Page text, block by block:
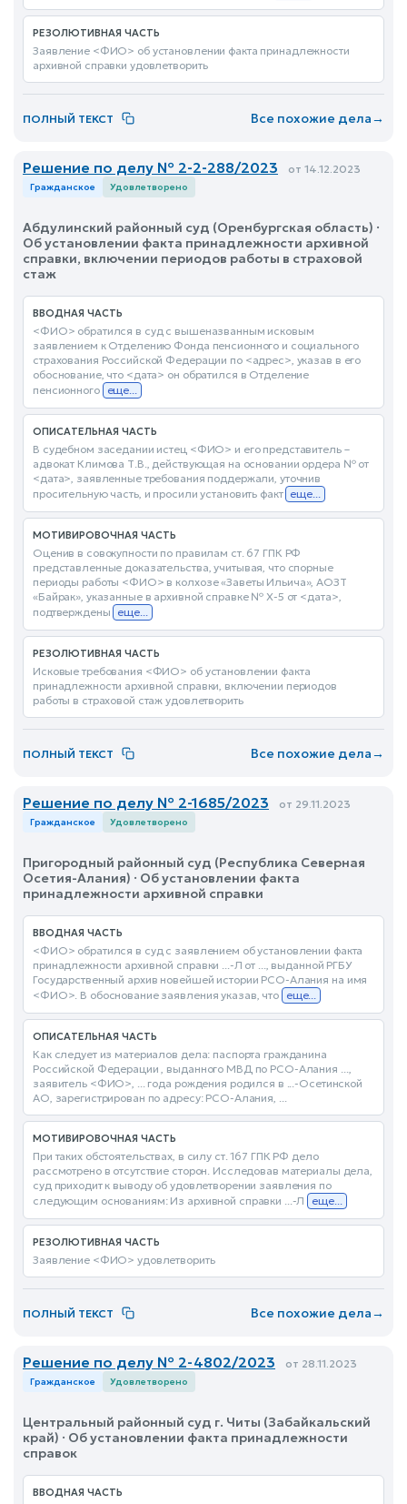
РЕЗОЛЮТИВНАЯ ЧАСТЬ
Заявление <ФИО> об установлении факта принадлежности
архивной справки удовлетворить
ПОЛНЫЙ ТЕКСТ Все похожие дела→
Решение по делу № 2-2-288/2023 от 14.12.2023
Гражданское Удовлетворено
Абдулинский районный суд (Оренбургская область) ·
Об установлении факта принадлежности архивной
справки, включении периодов работы в страховой
стаж
ВВОДНАЯ ЧАСТЬ
<ФИО> обратился в суд с вышеназванным исковым
заявлением к Отделению Фонда пенсионного и социального
страхования Российской Федерации по <адрес>, указав в его
обоснование, что <дата> он обратился в Отделение
пенсионного еще...
ОПИСАТЕЛЬНАЯ ЧАСТЬ
В судебном заседании истец <ФИО> и его представитель –
адвокат Климова Т.В., действующая на основании ордера № от
<дата>, заявленные требования поддержали, уточнив
просительную часть, и просили установить факт еще...
МОТИВИРОВОЧНАЯ ЧАСТЬ
Оценив в совокупности по правилам ст. 67 ГПК РФ
представленные доказательства, учитывая, что спорные
периоды работы <ФИО> в колхозе «Заветы Ильича», АОЗТ
«Байрак», указанные в архивной справке № Х-5 от <дата>,
подтверждены еще...
РЕЗОЛЮТИВНАЯ ЧАСТЬ
Исковые требования <ФИО> об установлении факта
принадлежности архивной справки, включении периодов
работы в страховой стаж удовлетворить
ПОЛНЫЙ ТЕКСТ Все похожие дела→
Решение по делу № 2-1685/2023 от 29.11.2023
Гражданское Удовлетворено
Пригородный районный суд (Республика Северная
Осетия-Алания) · Об установлении факта
принадлежности архивной справки
ВВОДНАЯ ЧАСТЬ
<ФИО> обратился в суд с заявлением об установлении факта
принадлежности архивной справки ...-Л от ..., выданной РГБУ
Государственный архив новейшей истории РСО-Алания на имя
<ФИО>. В обоснование заявления указав, что еще...
ОПИСАТЕЛЬНАЯ ЧАСТЬ
Как следует из материалов дела: паспорта гражданина
Российской Федерации , выданного МВД по РСО-Алания ...,
заявитель <ФИО>, ... года рождения родился в ...-Осетинской
АО, зарегистрирован по адресу: РСО-Алания, ...
МОТИВИРОВОЧНАЯ ЧАСТЬ
При таких обстоятельствах, в силу ст. 167 ГПК РФ дело
рассмотрено в отсутствие сторон. Исследовав материалы дела,
суд приходит к выводу об удовлетворении заявления по
следующим основаниям: Из архивной справки ...-Л еще...
РЕЗОЛЮТИВНАЯ ЧАСТЬ
Заявление <ФИО> удовлетворить
ПОЛНЫЙ ТЕКСТ Все похожие дела→
Решение по делу № 2-4802/2023 от 28.11.2023
Гражданское Удовлетворено
Центральный районный суд г. Читы (Забайкальский
край) · Об установлении факта принадлежности
справок
ВВОДНАЯ ЧАСТЬ